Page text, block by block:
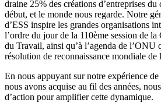
draine 25% des créations d’entreprises du
début, et le monde nous regarde. Notre
d’ESS inspire les grandes organisations
l’ordre du jour de la 110ème session de
du Travail, ainsi qu’à l’agenda de l’ONU
résolution de reconnaissance mondiale de
En nous appuyant sur notre expérience
nous avons acquise au fil des années,
d’action pour amplifier cette dynamique.